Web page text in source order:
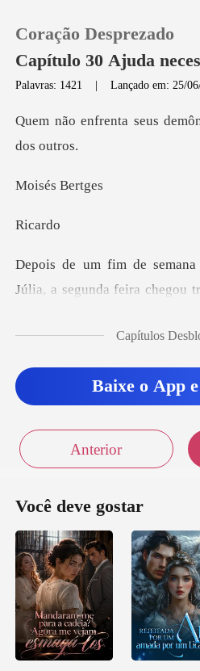
Sair
Coração Desprezado
Capítulo 30 Ajuda
Palavras: 1421 |Lançado em: 25/
us
és B
ca
unda feira chegou
bre
Capítulos
Baixe o App
Anterior
Você deve gostar